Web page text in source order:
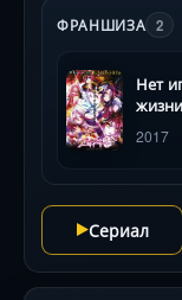
ставки с
даже память
вызов этому
противников, а
с холодной
на гигантской
существами и
эстетика,
тактические
Озвучка
добавляет
ФРАНШИЗА 2
Нет
2017
Сериал